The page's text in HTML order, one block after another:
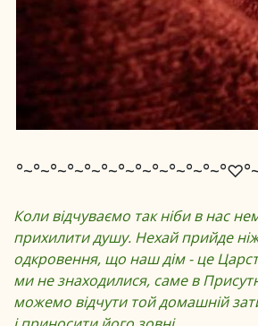
Коли відчуваємо так ніби в нас
прихилити душу. Нехай прийде
одкровення, що наш дім - це
ми не знаходилися, саме в
можемо відчути той домашній